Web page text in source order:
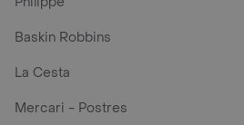
Baskin Robbins
La Cesta
Mercari - Postres